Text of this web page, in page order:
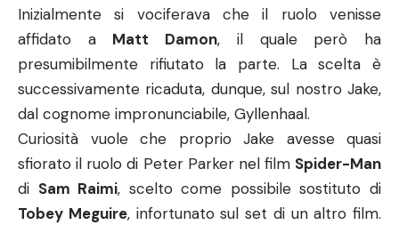
Inizialmente si vociferava che il ruolo venisse
affidato a Matt Damon, il quale però ha
presumibilmente rifiutato la parte. La scelta è
successivamente ricaduta, dunque, sul nostro Jake,
dal cognome impronunciabile, Gyllenhaal.
Curiosità vuole che proprio Jake avesse quasi
sfiorato il ruolo di Peter Parker nel film Spider-Man
di Sam Raimi, scelto come possibile sostituto di
Tobey Meguire, infortunato sul set di un altro film.